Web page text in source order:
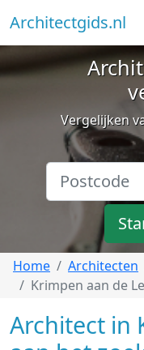
Architectgids.nl
Vergelijken
Home Architecten
Krimpen aan de
Architect in